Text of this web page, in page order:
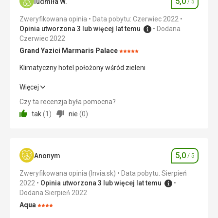
Ocena
/ 5
Zweryfikowana opinia
Data pobytu: Czerwiec 2022
Opinia utworzona 3 lub więcej lat temu
Dodana
Czerwiec 2022
Grand Yazici Marmaris PalaceOcena:
5/5
Klimatyczny hotel położony wśród zieleni
Klimatyczny hotel położony wśród zieleni
Wyżywienie
Usługi 5,0/ 5
Cena
Więcej
Czy ta recenzja była pomocna?
tak (1 ) nie (0)
Anonym Ocena
5,0 / 5
Zweryfikowana opinia (Invia.sk)
Data pobytu: Sierpień
2022
Opinia utworzona 3 lub więcej lat temu
Dodana Sierpień 2022
Aqua Ocena: